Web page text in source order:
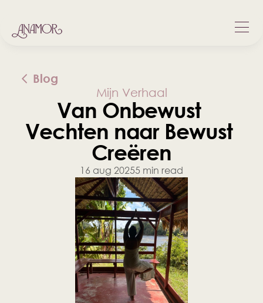
Blog
Mijn Verhaal
Van Onbewust
Vechten naar Bewust
Creëren
16 aug 20255 min read